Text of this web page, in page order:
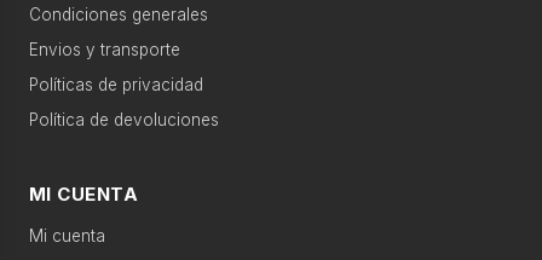
Agua
caliente
›
Sonido
›
Televisión
›
Calefacción
Gran electro
Productos recomendados
Condiciones generales
Envios y transporte
Políticas de privacidad
Política de devoluciones
MI CUENTA
Mi cuenta